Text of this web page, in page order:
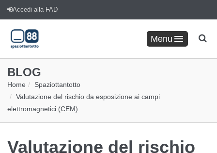
Accedi alla FAD
Menu
BLOG
Home
Spaziottantotto
Valutazione del rischio da esposizione ai campi
elettromagnetici (CEM)
Valutazione del rischio